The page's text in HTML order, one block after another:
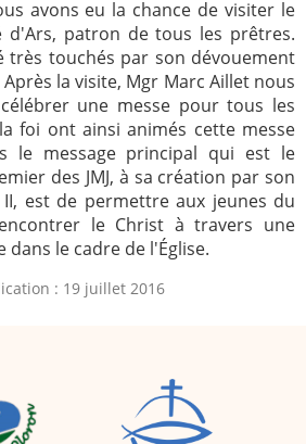
avons eu la chance de visiter le
d'Ars, patron de tous les prêtres.
très touchés par son dévouement
la visite, Mgr Marc Aillet nous
une messe pour tous les
foi ont ainsi animés cette messe
le message principal qui est le
des JMJ, à sa création par son
II, est de permettre aux jeunes du
le Christ à travers une
le cadre de l'Église.
: 19 juillet 2016